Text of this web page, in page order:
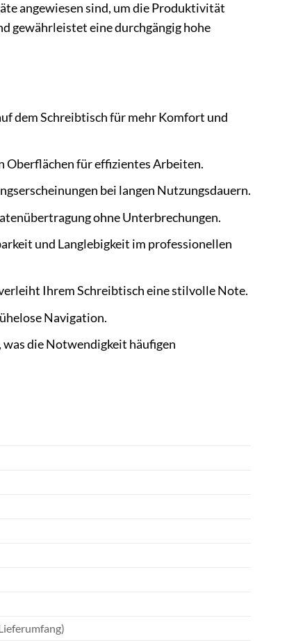
angewiesen sind, um die Produktivität
gewährleistet eine durchgängig hohe
dem Schreibtisch für mehr Komfort und
Oberflächen für effizientes Arbeiten.
bei langen Nutzungsdauern.
ohne Unterbrechungen.
und Langlebigkeit im professionellen
Ihrem Schreibtisch eine stilvolle Note.
Navigation.
die Notwendigkeit häufigen